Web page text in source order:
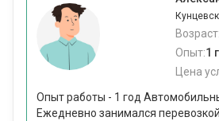
Возраст:
Опыт:1
Цена
Опыт работы - 1 год
Ежедневно занимался